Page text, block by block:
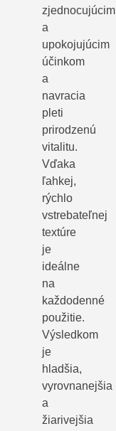
zjednocujúcim
a
upokojujúcim
účinkom
a
navracia
pleti
prirodzenú
vitalitu.
Vďaka
ľahkej,
rýchlo
vstrebateľnej
textúre
je
ideálne
na
každodenné
použitie.
Výsledkom
je
hladšia,
vyrovnanejšia
a
žiarivejšia